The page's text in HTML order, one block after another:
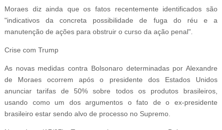
Moraes diz ainda que os fatos recentemente identificados são
"indicativos da concreta possibilidade de fuga do réu e a
manutenção de ações para obstruir o curso da ação penal".
Crise com Trump
As novas medidas contra Bolsonaro determinadas por Alexandre
de Moraes ocorrem após o presidente dos Estados Unidos
anunciar tarifas de 50% sobre todos os produtos brasileiros,
usando como um dos argumentos o fato de o ex-presidente
brasileiro estar sendo alvo de processo no Supremo.